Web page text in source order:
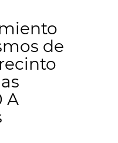
de
A